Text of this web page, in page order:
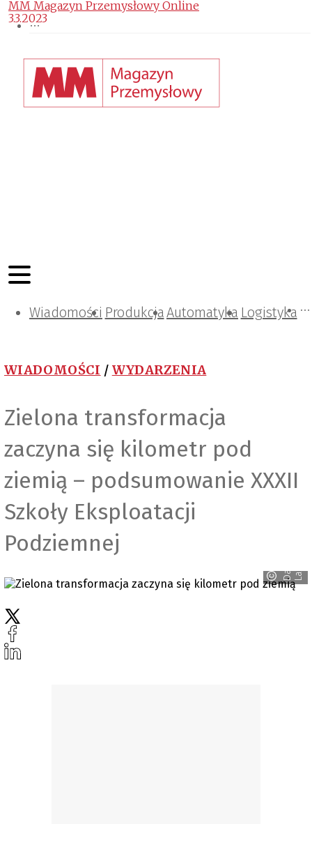
Wiadomości ProdukcjaAutomatyka Logistyka
Projektowanie i konstrukcje
Zarządzanie i IT
Tematy specjalne
WIADOMOŚCI / WYDARZENIA
Zielona transformacja
zaczyna się kilometr pod
ziemią – podsumowanie XXXII
Szkoły Eksploatacji
Podziemnej
D
aw
i
d
L
a
ch
MM Magazyn Przemysłowy Online
3.3.2023